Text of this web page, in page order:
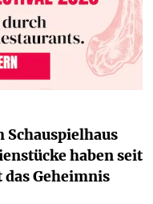
Schauspielhaus
haben seit
Geheimnis